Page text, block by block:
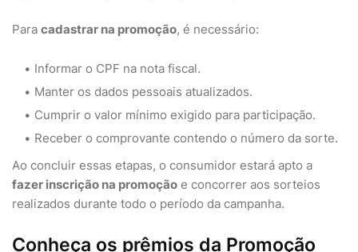
Para cadastrar na promoção, é necessário:
Informar o CPF na nota fiscal.
Manter os dados pessoais atualizados.
Cumprir o valor mínimo exigido para participação.
Receber o comprovante contendo o número da sorte.
Ao concluir essas etapas, o consumidor estará apto a
fazer inscrição na promoção e concorrer aos sorteios
realizados durante todo o período da campanha.
Conheça os prêmios da Promoção